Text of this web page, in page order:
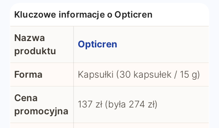
Kluczowe informacje o Opticren
Nazwa
produktu
Opticren
Forma Kapsułki (30 kapsułek / 15 g)
Cena
promocyjna
137 zł (była 274 zł)